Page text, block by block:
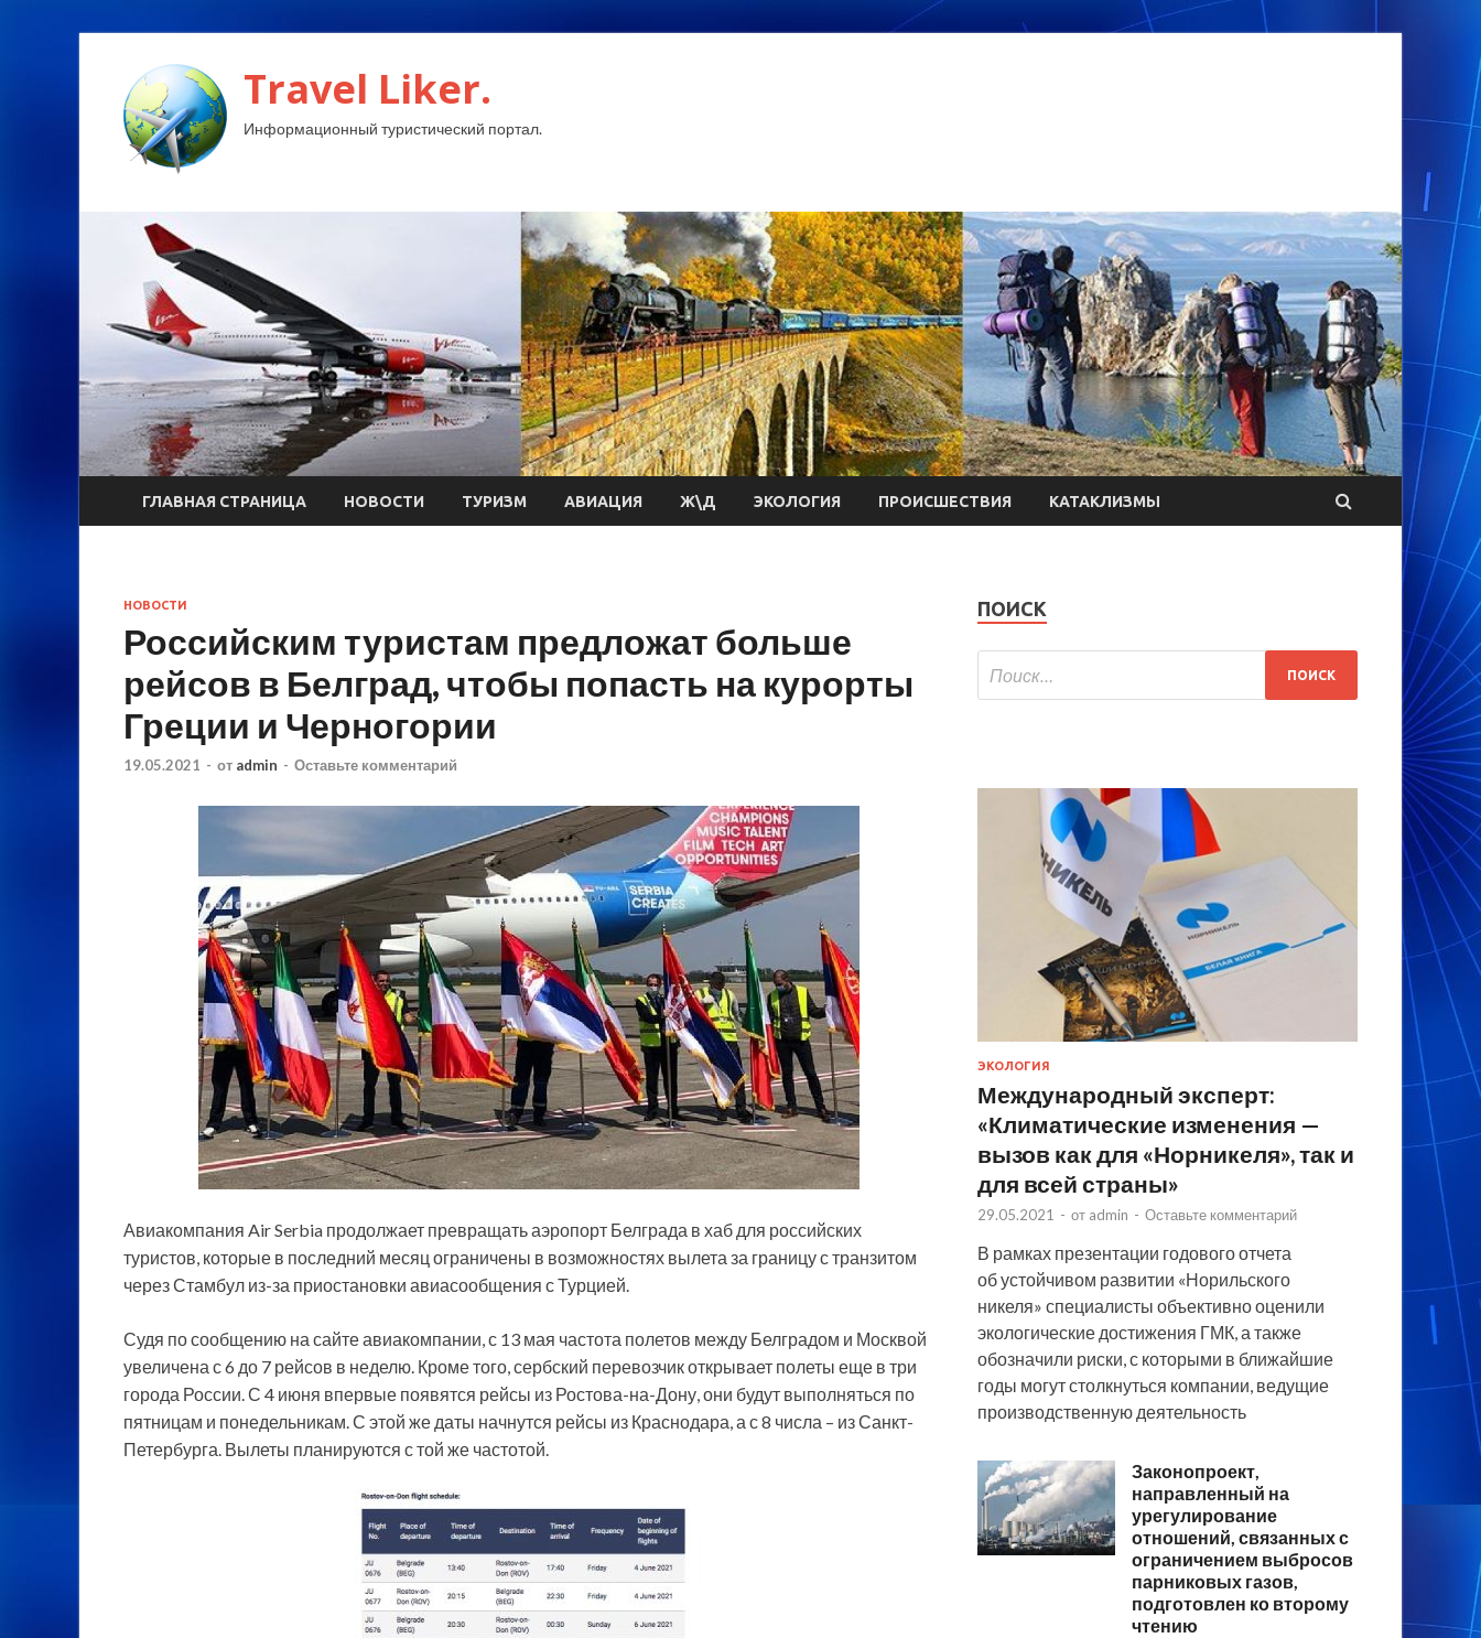
Travel Liker.
Информационный туристический портал.
ГЛАВНАЯ СТРАНИЦА НОВОСТИ ТУРИЗМ АВИАЦИЯ Ж\Д ЭКОЛОГИЯ ПРОИСШЕСТВИЯ КАТАКЛИЗМЫ
НОВОСТИ
Российским туристам предложат больше
рейсов в Белград, чтобы попасть на курорты
Греции и Черногории
19.05.2021 - от admin - Оставьте комментарий
Авиакомпания Air Serbia продолжает превращать аэропорт Белграда в хаб для российских
туристов, которые в последний месяц ограничены в возможностях вылета за границу с транзитом
через Стамбул из-за приостановки авиасообщения с Турцией.
Судя по сообщению на сайтеавиакомпании, с 13 мая частота полетов между Белградом и Москвой
увеличена с 6 до 7 рейсов в неделю. Кроме того, сербский перевозчик открывает полеты еще в три
города России. С 4 июня впервые появятся рейсы из Ростова-на-Дону, они будут выполняться по
пятницам и понедельникам. С этой же даты начнутся рейсы из Краснодара, а с 8 числа – из Санкт-
Петербурга. Вылеты планируются с той же частотой.
ПОИСК
ЭКОЛОГИЯ
Международный эксперт:
«Климатические изменения —
вызов как для «Норникеля», так и
для всей страны»
29.05.2021 - от admin - Оставьте комментарий
В рамках презентации годового отчета
об устойчивом развитии «Норильского
никеля» специалисты объективно оценили
экологические достижения ГМК, а также
обозначили риски, с которыми в ближайшие
годы могут столкнуться компании, ведущие
производственную деятельность
Законопроект,
направленный на
урегулирование
отношений, связанных с
ограничением выбросов
парниковых газов,
подготовлен ко второму
чтению